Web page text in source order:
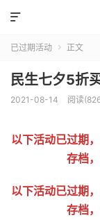

已过期活动  正文
民生七夕5折
2021-08-14 阅读(
以下活动已过期
存档
以下活动已过期
存档